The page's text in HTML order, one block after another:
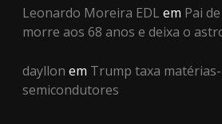
Leonardo Moreira EDL em Pai
morre aos 68 anos e deixa o
dayllon em Trump taxa
semicondutores